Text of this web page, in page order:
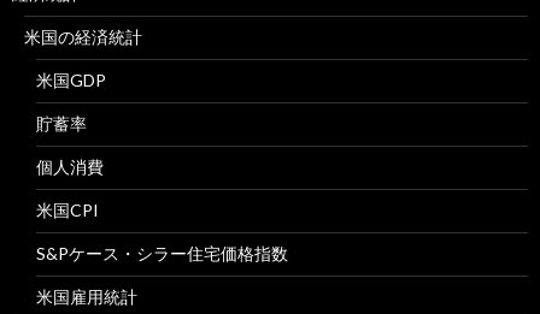
米国の経済統計
米国GDP
貯蓄率
個人消費
米国CPI
S&Pケース・シラー住宅価格指数
米国雇用統計